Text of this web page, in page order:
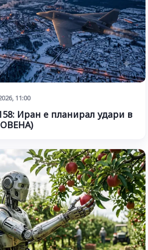
11:00
Иран е планирал удари в